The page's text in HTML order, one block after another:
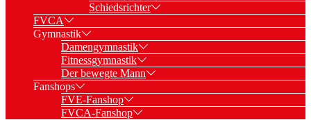
Schiedsrichter
FVCA
Gymnastik
Damengymnastik
Fitnessgymnastik
Der bewegte Mann
Fanshops
FVE-Fanshop
FVCA-Fanshop